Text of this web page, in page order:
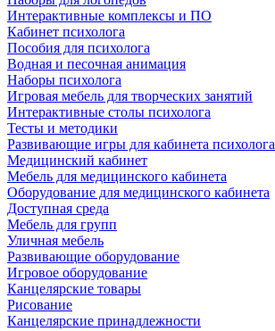
Интерактивные комплексы и ПО
Кабинет психолога
Пособия для психолога
Водная и песочная анимация
Наборы психолога
Игровая мебель для творческих занятий
Интерактивные столы психолога
Тесты и методики
Развивающие игры для кабинета психолога
Медицинский кабинет
Мебель для медицинского кабинета
Оборудование для медицинского кабинета
Доступная среда
Мебель для групп
Уличная мебель
Развивающие оборудование
Игровое оборудование
Канцелярские товары
Рисование
Канцелярские принадлежности